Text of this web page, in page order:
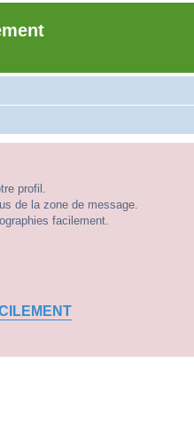
profil.
de la zone de message.
facilement.